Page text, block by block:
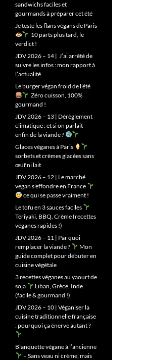
sandwichs faciles et
gourmands à préparer cet été
Je teste les flans végans de Paris
10 parts plus tard, le
verdict !
JDV 2026 – 14 | J’ai arrêté de
suivre les infos : mon rapport à
l’actualité
Le burger végan froid de l’été
Zéro cuisson, 100%
gourmand !
JDV 2026 – 13 | Dérèglement
climatique : et si on parlait
enfin de la viande ?
Glaces véganes à Paris
sorbets et crèmes glacées sans
œuf ni lait
JDV 2026 – 12 | Le marché
vegan s’effondre en France
ce qui se passe vraiment !
Le tofu en 3 sauces faciles
Teriyaki, BBQ, Crème (recettes
véganes rapides !)
JDV 2026 – 11 | Par quoi
remplacer la viande ?
Mon
guide complet pour débuter en
cuisine végétale
3 recettes véganes au yaourt de
soja
Liban, Grèce, Inde
(facile & gourmand !)
JDV 2026 – 10 | Véganiser la
cuisine traditionnelle française
: pourquoi ça énerve autant ?
Blanquette végane à l’ancienne
– Sans veau ni crème, mais